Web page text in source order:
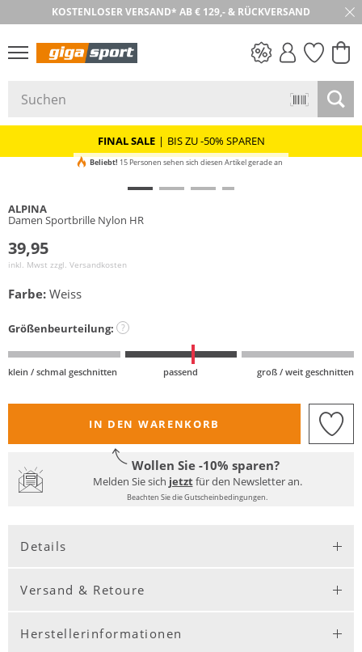
KOSTENLOSER VERSAND* AB € 129,- & RÜCKVERSAND
30 TAGE RÜCKGABE
FINAL SALE | BIS ZU -50% SPAREN
Beliebt! 15 Personen sehen sich diesen Artikel gerade an
ALPINA
Damen Sportbrille Nylon HR
39,95
inkl. Mwst zzgl. Versandkosten
Farbe: Weiss
Größenbeurteilung: ?
klein / schmal geschnitten passend groß / weit geschnitten
IN DEN WARENKORB
Wollen Sie -10% sparen?
Melden Sie sich jetztfür den Newsletter an.
Beachten Sie die Gutscheinbedingungen.
Details
Versand & Retoure
Herstellerinformationen